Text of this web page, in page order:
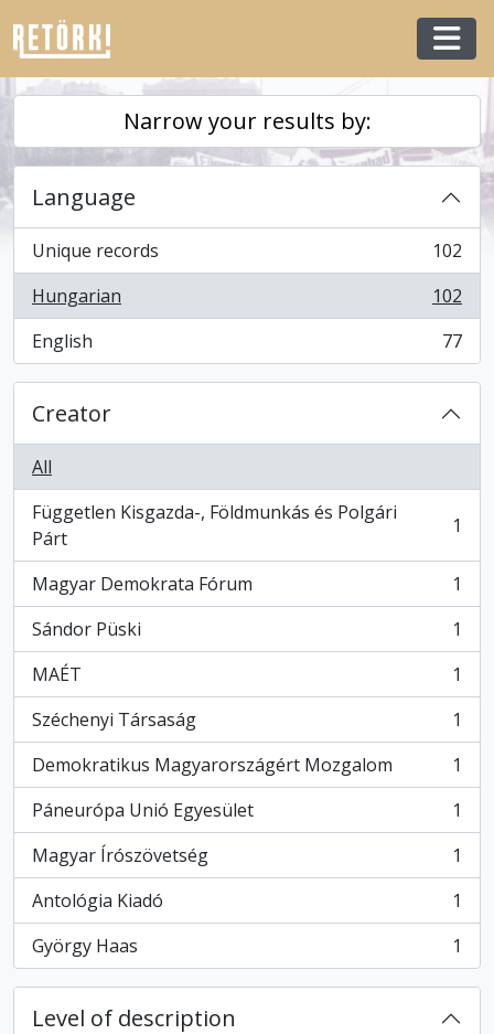
Skip to main content
Narrow your results by:
Language
Unique records
, 102 results
102
Hungarian
, 102 results
102
English
, 77 results 77
Creator
All
Független Kisgazda-, Földmunkás és Polgári
Párt
, 1 results 1
Magyar Demokrata Fórum
, 1 results
1
Sándor Püski
, 1 results
1
MAÉT
, 1 results
1
Széchenyi Társaság
, 1 results
1
Demokratikus Magyarországért Mozgalom
, 1 results
1
Páneurópa Unió Egyesület
, 1 results
1
Magyar Írószövetség
, 1 results
1
Antológia Kiadó
, 1 results
1
György Haas
, 1 results 1
Level of description